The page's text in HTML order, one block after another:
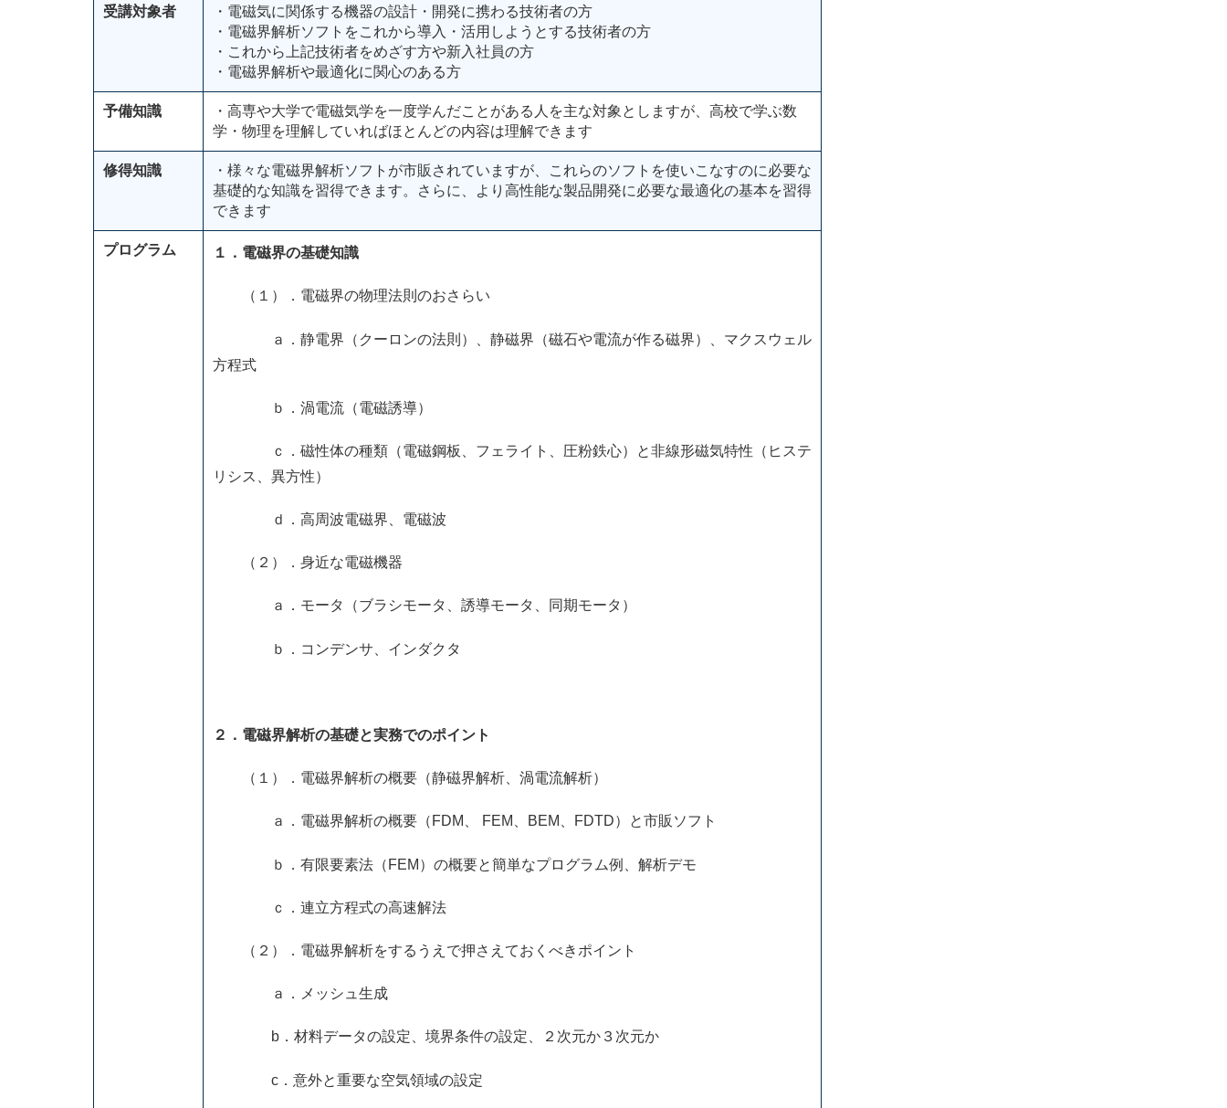
受講対象者
・電磁気に関係する機器の設計・開発に携わる技術者の方
・電磁界解析ソフトをこれから導入・活用しようとする技術者の方
・これから上記技術者をめざす方や新入社員の方
・電磁界解析や最適化に関心のある方
予備知識
・高専や大学で電磁気学を一度学んだことがある人を主な対象としますが、高校で学ぶ数
学・物理を理解していればほとんどの内容は理解できます
修得知識
・様々な電磁界解析ソフトが市販されていますが、これらのソフトを使いこなすのに必要な
基礎的な知識を習得できます。さらに、より高性能な製品開発に必要な最適化の基本を習得
できます
プログラム １．電磁界の基礎知識
（１）．電磁界の物理法則のおさらい
ａ．静電界（クーロンの法則）、静磁界（磁石や電流が作る磁界）、マクスウェル
方程式
ｂ．渦電流（電磁誘導）
ｃ．磁性体の種類（電磁鋼板、フェライト、圧粉鉄心）と非線形磁気特性（ヒステ
リシス、異方性）
ｄ．高周波電磁界、電磁波
（２）．身近な電磁機器
ａ．モータ（ブラシモータ、誘導モータ、同期モータ）
ｂ．コンデンサ、インダクタ
２．電磁界解析の基礎と実務でのポイント
（１）．電磁界解析の概要（静磁界解析、渦電流解析）
ａ．電磁界解析の概要（FDM、 FEM、BEM、FDTD）と市販ソフト
ｂ．有限要素法（FEM）の概要と簡単なプログラム例、解析デモ
ｃ．連立方程式の高速解法
（２）．電磁界解析をするうえで押さえておくべきポイント
ａ．メッシュ生成
b．材料データの設定、境界条件の設定、２次元か３次元か
c．意外と重要な空気領域の設定